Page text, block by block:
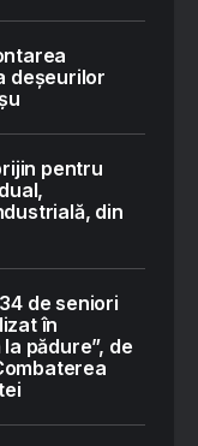
deșeurilor
pentru
din
de seniori
în
pădure”, de